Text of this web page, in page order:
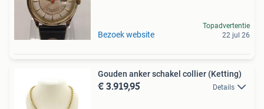
Bezoek website
Topadvertentie
22 jul 26
Gouden anker schakel collier (Ketting)
€ 3.919,95 Details